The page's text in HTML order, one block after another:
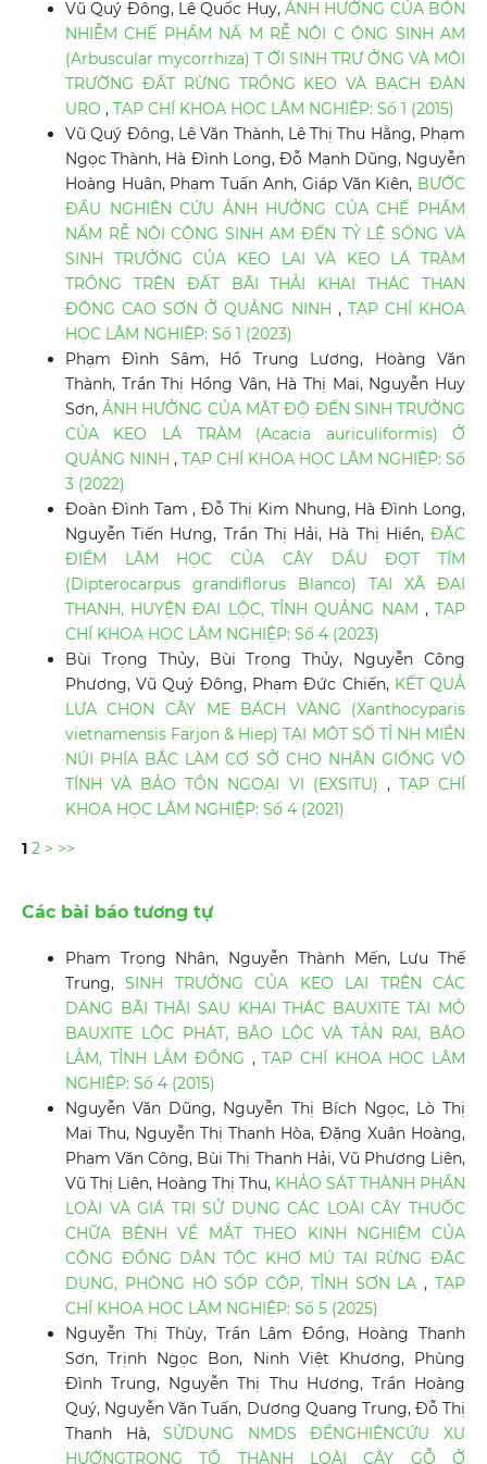
Vũ Quý Đông, Lê Quốc Huy,ẢNH HƯỞNG CỦA BÓN
NHIỄM CHẾ PHẨM NẤ M RỄ NỘI C ỘNG SINH AM
(Arbuscular mycorrhiza) T ỚI SINH TRƯ ỞNG VÀ MÔI
TRƯỜNG ĐẤT RỪNG TRỒNG KEO VÀ BẠCH ĐÀN
URO , TẠP CHÍ KHOA HỌC LÂM NGHIỆP: Số 1 (2015)
Vũ Quý Đông, Lê Văn Thành, Lê Thị Thu Hằng, Phạm
Ngọc Thành, Hà Đình Long, Đỗ Mạnh Dũng, Nguyễn
Hoàng Huân, Phạm Tuấn Anh, Giáp Văn Kiên, BƯỚC
ĐẦU NGHIÊN CỨU ẢNH HƯỞNG CỦA CHẾ PHẨM
NẤM RỄ NỘI CỘNG SINH AM ĐẾN TỶ LỆ SỐNG VÀ
SINH TRƯỞNG CỦA KEO LAI VÀ KEO LÁ TRÀM
TRỒNG TRÊN ĐẤT BÃI THẢI KHAI THÁC THAN
ĐÔNG CAO SƠN Ở QUẢNG NINH , TẠP CHÍ KHOA
HỌC LÂM NGHIỆP: Số 1 (2023)
Phạm Đình Sâm, Hồ Trung Lương, Hoàng Văn
Thành, Trần Thị Hồng Vân, Hà Thị Mai, Nguyễn Huy
Sơn,ẢNH HƯỞNG CỦA MẬT ĐỘ ĐẾN SINH TRƯỞNG
CỦA KEO LÁ TRÀM (Acacia auriculiformis) Ở
QUẢNG NINH , TẠP CHÍ KHOA HỌC LÂM NGHIỆP: Số
3 (2022)
Đoàn Đình Tam , Đỗ Thị Kim Nhung, Hà Đình Long,
Nguyễn Tiến Hưng, Trần Thị Hải, Hà Thị Hiền,ĐẶC
ĐIỂM LÂM HỌC CỦA CÂY DẦU ĐỌT TÍM
(Dipterocarpus grandiflorus Blanco) TẠI XÃ ĐẠI
THẠNH, HUYỆN ĐẠI LỘC, TỈNH QUẢNG NAM ,TẠP
CHÍ KHOA HỌC LÂM NGHIỆP: Số 4 (2023)
Bùi Trọng Thủy, Bùi Trọng Thủy, Nguyễn Công
Phương, Vũ Quý Đông, Phạm Đức Chiến, KẾT QUẢ
LỰA CHỌN CÂY MẸ BÁCH VÀNG (Xanthocyparis
vietnamensis Farjon & Hiep) TẠI MỘT SỐ TỈ NH MIỀN
NÚI PHÍA BẮC LÀM CƠ SỞ CHO NHÂN GIỐNG VÔ
TÍNH VÀ BẢO TỒN NGOẠI VI (EXSITU) , TẠP CHÍ
KHOA HỌC LÂM NGHIỆP: Số 4 (2021)
1 2 > >>
Các bài báo tương tự
Phạm Trọng Nhân, Nguyễn Thành Mến, Lưu Thế
Trung,SINH TRƯỞNG CỦA KEO LAI TRÊN CÁC
DÄNG BÃI THÂI SAU KHAI THÁC BAUXITE TÄI MỎ
BAUXITE LỘC PHÁT, BÂO LỘC VÀ TÅN RAI, BÂO
LÅM, TỈNH LÅM ĐỒNG ,TẠP CHÍ KHOA HỌC LÂM
NGHIỆP: Số 4 (2015)
Nguyễn Văn Dũng, Nguyễn Thị Bích Ngọc, Lò Thị
Mai Thu, Nguyễn Thị Thanh Hòa, Đặng Xuân Hoàng,
Phạm Văn Công, Bùi Thị Thanh Hải, Vũ Phương Liên,
Vũ Thị Liên, Hoàng Thị Thu, KHẢO SÁT THÀNH PHẦN
LOÀI VÀ GIÁ TRỊ SỬ DỤNG CÁC LOÀI CÂY THUỐC
CHỮA BỆNH VỀ MẮT THEO KINH NGHIỆM CỦA
CỘNG ĐỒNG DÂN TỘC KHƠ MÚ TẠI RỪNG ĐẶC
DỤNG, PHÒNG HỘ SỐP CỘP, TỈNH SƠN LA,TẠP
CHÍ KHOA HỌC LÂM NGHIỆP: Số 5 (2025)
Nguyễn Thị Thùy, Trần Lâm Đồng, Hoàng Thanh
Sơn, Trịnh Ngọc Bon, Ninh Việt Khương, Phùng
Đình Trung, Nguyễn Thị Thu Hương, Trần Hoàng
Quý, Nguyễn Văn Tuấn, Dương Quang Trung, Đỗ Thị
Thanh Hà,SỬDỤNG NMDS ĐỂNGHIÊNCỨU XU
HƯỚNGTRONG TỔ THÀNH LOÀI CÂY GỖ Ở